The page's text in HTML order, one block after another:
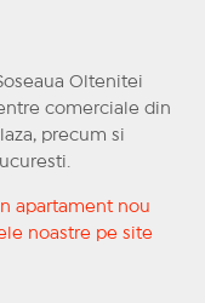
Oltenitei
comerciale din
precum si
apartament nou
noastre pe site